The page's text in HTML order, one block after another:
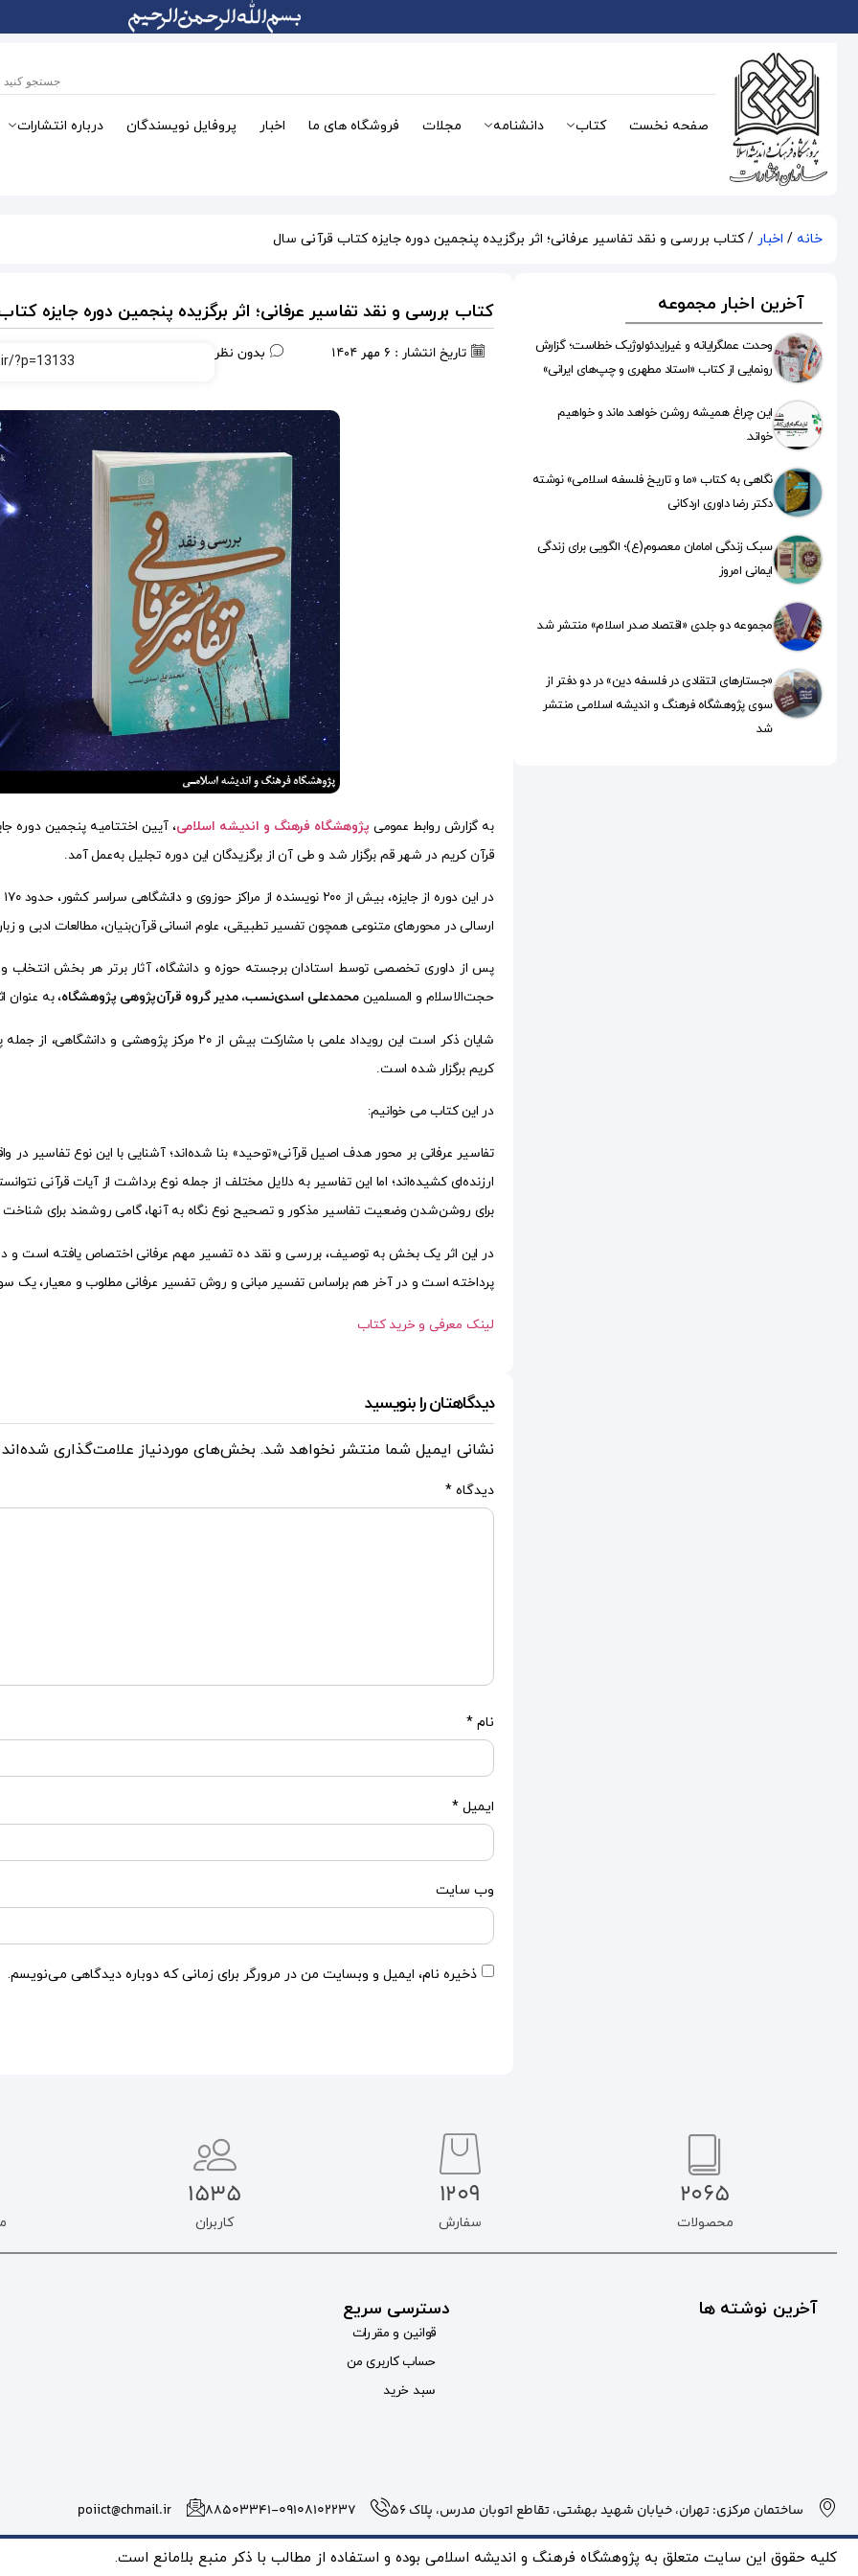
صفحه نخست کتاب دانشنامه مجلات فروشگاه های ما اخبار پروفایل نویسندگان درباره انتشارات
خانه / اخبار / کتاب بررسی و نقد تفاسیر عرفانی؛ اثر برگزیده پنجمین دوره جایزه کتاب قرآنی سال
آخرین اخبار مجموعه
وحدت عملگرایانه و غیرایدئولوژیک خطاست؛ گزارش
رونمایی از کتاب «استاد مطهری و چپ‌های ایرانی»
این چراغ همیشه روشن خواهد ماند و خواهیم
خواند.
نگاهی به کتاب «ما و تاریخ فلسفه اسلامی» نوشته
دکتر رضا داوری اردکانی
سبک زندگی امامان معصوم(ع)؛ الگویی برای زندگی
ایمانی امروز
مجموعه دو جلدی «اقتصاد صدر اسلام» منتشر شد
«جستارهای انتقادی در فلسفه دین» در دو دفتر از
سوی پژوهشگاه فرهنگ و اندیشه اسلامی منتشر
شد
کتاب بررسی و نقد تفاسیر عرفانی؛ اثر برگزیده پنجمین دوره جایزه
تاریخ انتشار : 6 مهر 1404 بدون نظر
به گزارش روابط عمومی پژوهشگاه فرهنگ و اندیشه اسلامی
قرآن کریم در شهر قم برگزار شد و طی آن از برگزیدگان این دوره تجلیل به‌عمل آمد.
ارسالی در محورهای متنوعی همچون تفسیر تطبیقی، علوم انسانی قرآن‌بنیان، مطالعات ادبی و
پس از داوری تخصصی توسط استادان برجسته حوزه و دانشگاه، آثار برتر هر بخش انتخاب
حجت‌الاسلام و المسلمینمحمدعلی اسدی‌نسب، مدیر گروه قرآن‌پژوهی پژوهشگاه، به عنوان
شایان ذکر است این رویداد علمی با مشارکت بیش از
کریم برگزار شده است.
در این کتاب می خوانیم:
تفاسیر عرفانی بر محور هدف اصیل قرآنی«توحید» بنا شده‌ا‌ند؛ آشنایی با این نوع تفاسیر
ارزنده‌ای کشیده‌‌اند؛ اما این تفاسیر به دلایل مختلف از جمله نوع برداشت از آیات قرآنی
برای روشن‌شدن وضعیت تفاسیر مذکور و تصحیح نوع نگاه به آنها، گامی روشمند برای
در این اثر یک بخش به توصیف، بررسی و نقد ده تفسیر مهم عرفانی اختصاص یافته‌ است و
پرداخته است و در آخر هم براساس تفسیر مبانی و روش تفسیر عرفانی مطلوب و معیار، یک
لینک معرفی و خرید کتاب
دیدگاهتان را بنویسید
نشانی ایمیل شما منتشر نخواهد شد. بخش‌های موردنیاز علامت‌گذاری
دیدگاه *
نام *
ایمیل *
وب‌ سایت
ذخیره نام، ایمیل و وبسایت من در مرورگر برای زمانی که دوباره دیدگاهی می‌نویسم.
2065
محصولات
1209
سفارش
1535
کاربران
آخرین نوشته ها دسترسی سریع
قوانین و مقررات
حساب کاربری من
سبد خرید
ساختمان مرکزی: تهران، خیابان شهید بهشتی، تقاطع اتوبان مدرس، پلاک 56 ۸۸۵۰۳۳۴۱-09108102237 poiict@chmail.ir
کلیه حقوق این سایت متعلق به پژوهشگاه فرهنگ و انديشه اسلامی بوده و استفاده از مطالب با ذکر منبع بلامانع است.